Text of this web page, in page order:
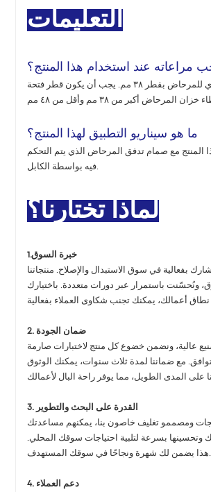
التعليمات
مراعاته عند استخدام هذا المنتج؟
هذا زر ضغط علوي للمرحاض بقطر ٣٨ مم. يجب أن يكون قطر فتحة
ما هو سيناريو التطبيق لهذا المنتج؟
المنتج مع صمام تدفق المرحاض الذي يتم التحكم
لماذا تختارنا؟
1.خبرة السوق
عام ٢٠٠٤، نشارك بفعالية في سوق الاستبدال والإصلاح. منتجاتنا
ونُحسّنت باستمرار عبر دورات متعددة. باختيارك
2. ضمان الجودة
عالية، ونضمن خضوع كل منتج لاختبارات صارمة
مع ضماننا لمدة ثلاث سنوات، يمكنك الوثوق
3. القدرة على البحث والتطوير
ومصممو تغليف خاصون بنا، يمكنهم مساعدتك
وتحسينها بسرعة لتلبية احتياجات سوقك المحلي.
4. دعم العملاء